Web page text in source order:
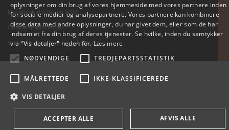
Databeskyttelse på SDU
Cookie-indstillinger
Whistleblowerordning på SDU
ENGLISH
oplysninger om din brug af vores hjemmeside med vores partnere inden
for sociale medier og analysepartnere. Vores partnere kan kombinere
disse data med andre oplysninger, du har givet dem, eller som de har
indsamlet fra din brug af deres tjenester. Se hvilke, inden du samtykker
via "Vis detaljer" neden for. Læs mere
NØDVENDIGE
TREDJEPARTSSTATISTIK
MÅLRETTEDE IKKE-KLASSIFICEREDE
VIS DETALJER
ACCEPTER ALLE AFVIS ALLE